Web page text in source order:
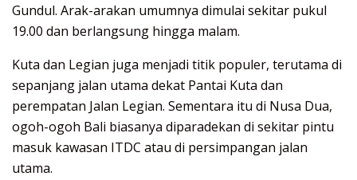
Gundul. Arak-arakan umumnya dimulai sekitar pukul
19.00 dan berlangsung hingga malam.
Kuta dan Legian juga menjadi titik populer, terutama di
sepanjang jalan utama dekat Pantai Kuta dan
perempatan Jalan Legian. Sementara itu di Nusa Dua,
ogoh-ogoh Bali biasanya diparadekan di sekitar pintu
masuk kawasan ITDC atau di persimpangan jalan
utama.